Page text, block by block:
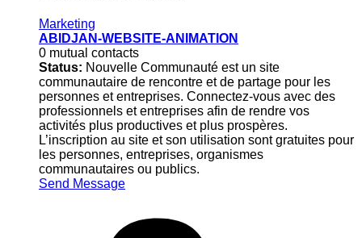
Marketing
ABIDJAN-WEBSITE-ANIMATION
0 mutual contacts
Status: Nouvelle Communauté est un site
communautaire de rencontre et de partage pour les
personnes et entreprises. Connectez-vous avec des
professionnels et entreprises afin de rendre vos
activités plus productives et plus prospères.
L’inscription au site et son utilisation sont gratuites pour
les personnes, entreprises, organismes
communautaires ou publics.
Send Message